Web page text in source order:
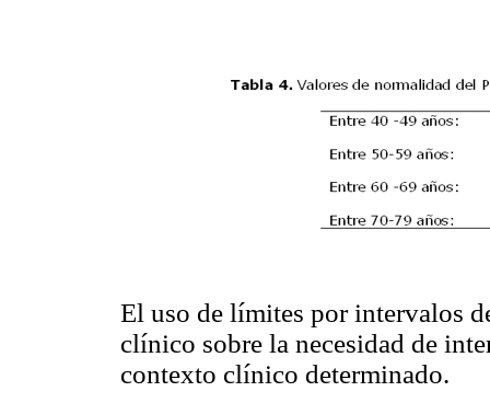
El uso de límites por intervalos
clínico sobre la necesidad de
contexto clínico determinado.